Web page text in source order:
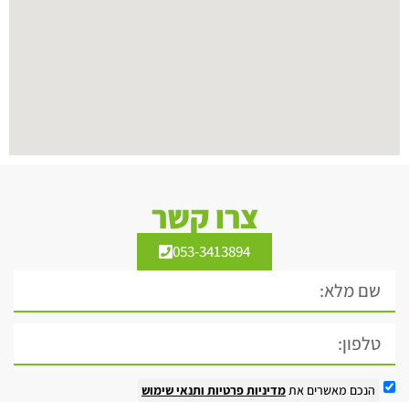
צרו קשר
053-3413894
הנכם מאשרים אתמדיניות פרטיות ותנאי שימוש